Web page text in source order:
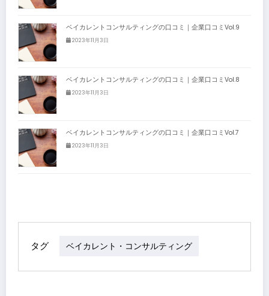
ベイカレントコンサルティングの口コミ｜企業口コミVol.9
2023年11月3日
ベイカレントコンサルティングの口コミ｜企業口コミVol.8
2023年11月3日
ベイカレントコンサルティングの口コミ｜企業口コミVol.7
2023年11月3日
タグ ベイカレント・コンサルティング